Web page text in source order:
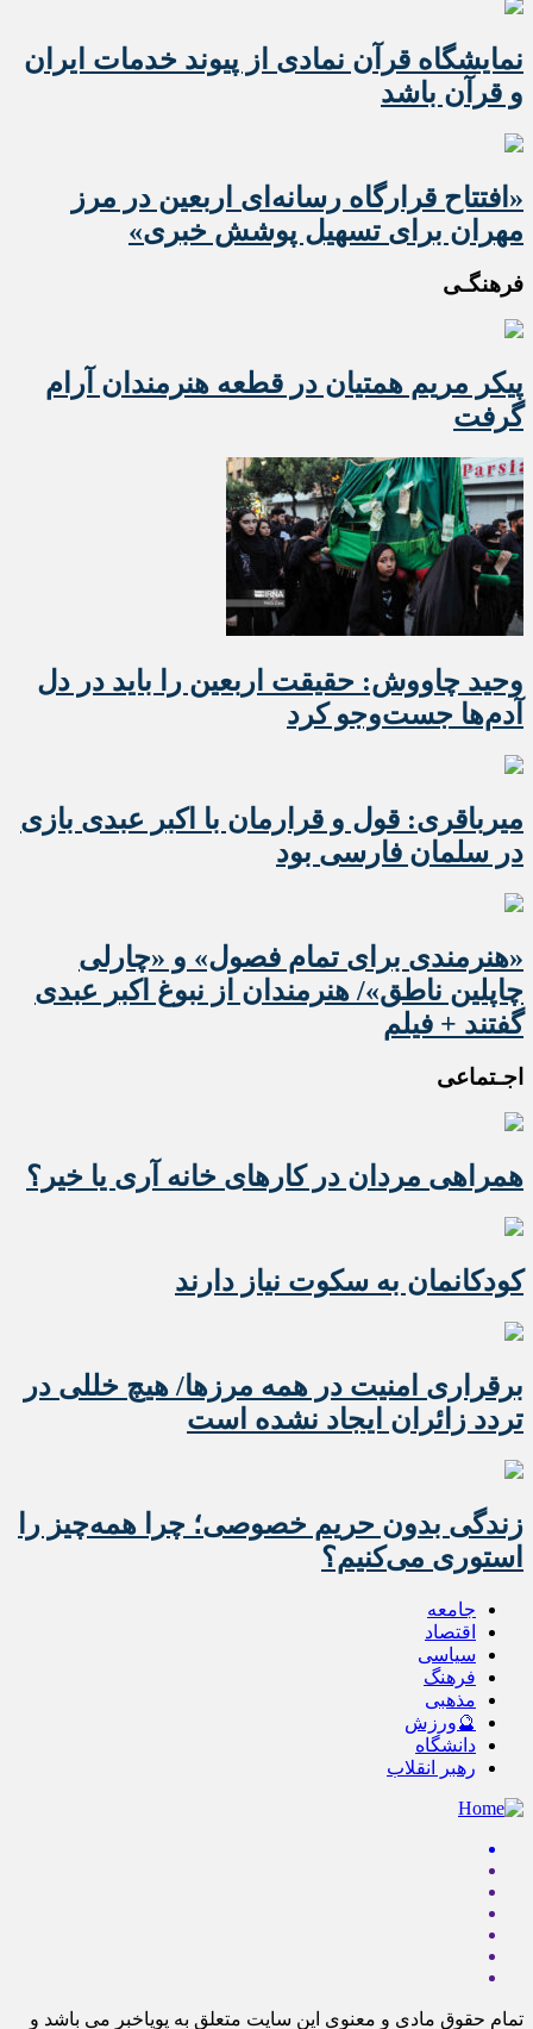
نمایشگاه قرآن نمادی از پیوند خدمات ایران
و قرآن باشد
«افتتاح قرارگاه رسانه‌ای اربعین در مرز
مهران برای تسهیل پوشش خبری»
فرهنگـی
پیکر مریم همتیان در قطعه هنرمندان آرام
گرفت
وحید چاووش: حقیقت اربعین را باید در دل
آدم‌ها جست‌وجو کرد
میرباقری: قول و قرارمان با اکبر عبدی بازی
در سلمان فارسی بود
«هنرمندی برای تمام فصول» و «چارلی
چاپلین ناطق»/ هنرمندان از نبوغ اکبر عبدی
گفتند + فیلم
اجـتماعی
همراهی مردان در کارهای خانه آری یا خیر؟
کودکانمان به سکوت نیاز دارند
برقراری امنیت در همه مرزها/ هیچ‌ خللی در
تردد زائران ایجاد نشده است
زندگی بدون حریم خصوصی؛ چرا همه‌چیز را
استوری می‌کنیم؟
جامعه
اقتصاد
سیاسی
فرهنگ
مذهبی
🔮ورزش
دانشگاه
رهبر انقلاب
تمام حقوق مادی و معنوی این سایت متعلق به پویاخبر می باشد و